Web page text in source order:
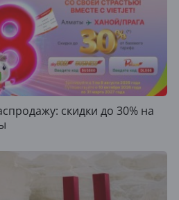
скидки до 30% на